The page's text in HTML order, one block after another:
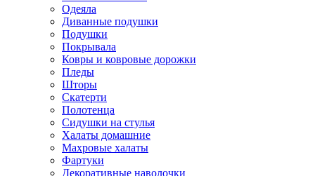
Одеяла
Диванные подушки
Подушки
Покрывала
Ковры и ковровые дорожки
Пледы
Шторы
Скатерти
Полотенца
Сидушки на стулья
Халаты домашние
Махровые халаты
Фартуки
Декоративные наволочки